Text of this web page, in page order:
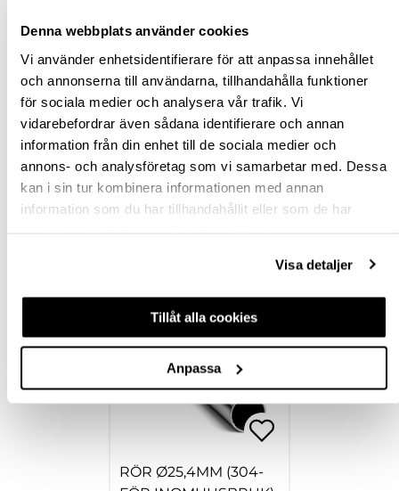
Denna webbplats använder cookies
Vi använder enhetsidentifierare för att anpassa innehållet
och annonserna till användarna, tillhandahålla funktioner
för sociala medier och analysera vår trafik. Vi
vidarebefordrar även sådana identifierare och annan
information från din enhet till de sociala medier och
annons- och analysföretag som vi samarbetar med. Dessa
kan i sin tur kombinera informationen med annan
information som du har tillhandahållit eller som de har
Visa detaljer
Tillåt alla cookies
Anpassa
BESKRIVNING
SPECIFIKATION
FRÅGA OM PRODUKT
RECENSIONER
RÖR Ø25,4MM (304-